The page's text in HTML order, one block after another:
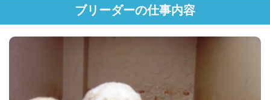
ブリーダーの仕事内容